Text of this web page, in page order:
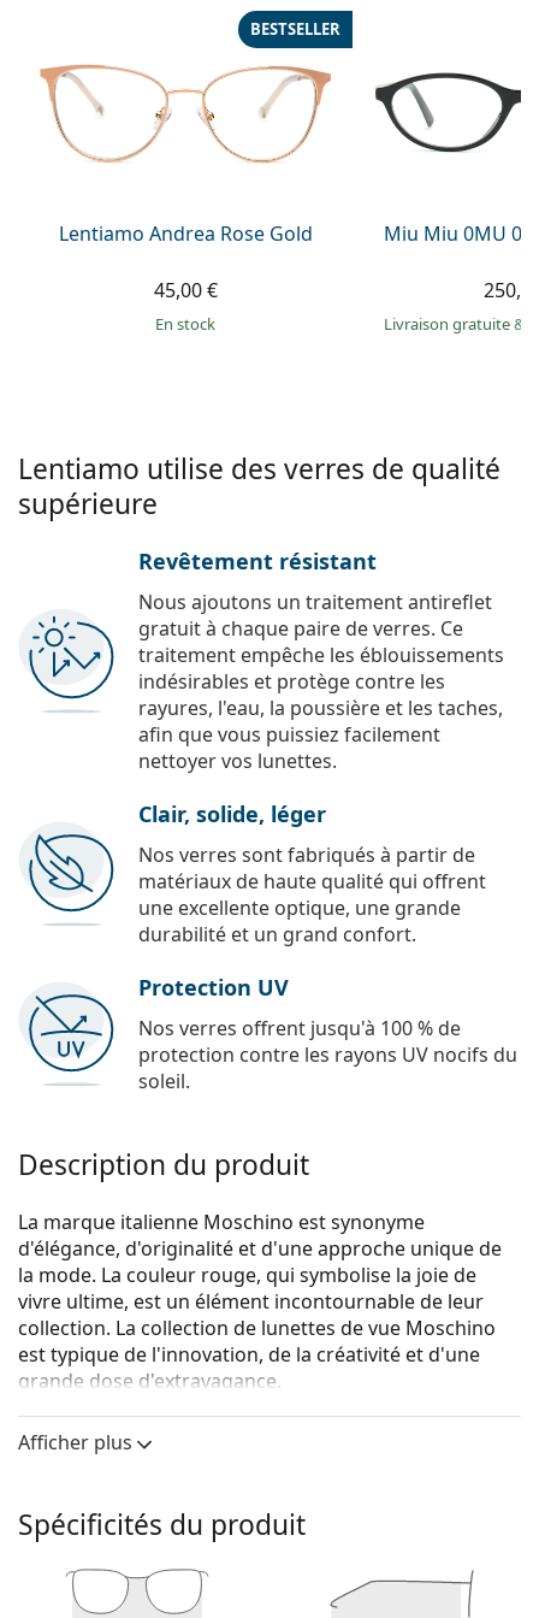
Prada
Toutes les marques
Lentiamo Andrea Rose Gold
BESTSELLER
45,00 €
en stock
Miu Miu 0MU
Livraison gratuite&
Lentiamo utilise des verres de qualité
supérieure
Revêtement résistant
Nous ajoutons un traitement antireflet
gratuit à chaque paire de verres. Ce
traitement empêche les éblouissements
indésirables et protège contre les
rayures, l'eau, la poussière et les taches,
afin que vous puissiez facilement
nettoyer vos lunettes.
Clair, solide, léger
Nos verres sont fabriqués à partir de
matériaux de haute qualité qui offrent
une excellente optique, une grande
durabilité et un grand confort.
Protection UV
Nos verres offrent jusqu'à 100 % de
protection contre les rayons UV nocifs du
soleil.
Description du produit
La marque italienne Moschino est synonyme
d'élégance, d'originalité et d'une approche unique de
la mode. La couleur rouge, qui symbolise la joie de
vivre ultime, est un élément incontournable de leur
collection. La collection de lunettes de vue Moschino
est typique de l'innovation, de la créativité et d'une
grande dose d'extravagance.
Moschino MOS510 35J 17 53sont des lunettes pour
femmes.
La couleur rose de la monture s'accorde
châtain clair ou blonds clairs.
Les montures Cat Eye sont un choix idéal pour celles
Afficher plus
Spécificités du produit